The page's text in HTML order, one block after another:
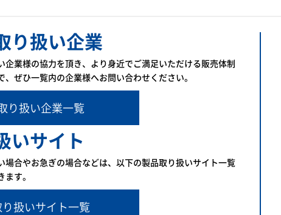
り扱い企業
企業様の協力を頂き、より身近でご満足いただける販売体制
、ぜひ一覧内の企業様へお問い合わせください。
り扱い企業一覧
いサイト
場合やお急ぎの場合などは、以下の製品取り扱いサイト一覧
す。
扱いサイト一覧